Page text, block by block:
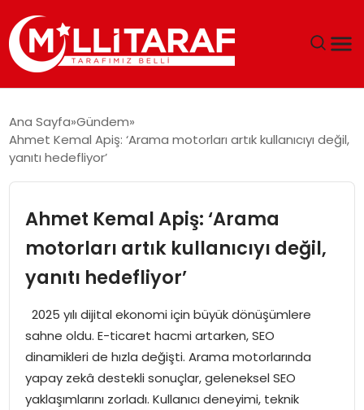
ÖZEL SAYFALAR
SPOR
SIYASET
MAGAZIN
Ana Sayfa Gündem
Ahmet Kemal Apiş: ‘Arama motorları artık kullanıcıyı değil,
yanıtı hedefliyor’
Ahmet Kemal Apiş: ‘Arama
motorları artık kullanıcıyı değil,
yanıtı hedefliyor’
2025 yılı dijital ekonomi için büyük dönüşümlere
sahne oldu. E-ticaret hacmi artarken, SEO
dinamikleri de hızla değişti. Arama motorlarında
yapay zekâ destekli sonuçlar, geleneksel SEO
yaklaşımlarını zorladı. Kullanıcı deneyimi, teknik